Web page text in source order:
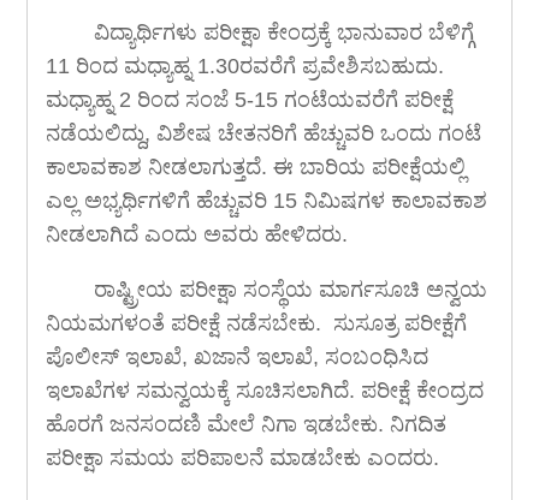
ವಿದ್ಯಾರ್ಥಿಗಳು ಪರೀಕ್ಷಾ ಕೇಂದ್ರಕ್ಕೆ ಭಾನುವಾರ ಬೆಳಿಗ್ಗೆ
11 ರಿಂದ ಮಧ್ಯಾಹ್ನ 1.30ರವರೆಗೆ ಪ್ರವೇಶಿಸಬಹುದು.
ಮಧ್ಯಾಹ್ನ 2 ರಿಂದ ಸಂಜೆ 5-15 ಗಂಟೆಯವರೆಗೆ ಪರೀಕ್ಷೆ
ನಡೆಯಲಿದ್ದು, ವಿಶೇಷ ಚೇತನರಿಗೆ ಹೆಚ್ಚುವರಿ ಒಂದು ಗಂಟೆ
ಕಾಲಾವಕಾಶ ನೀಡಲಾಗುತ್ತದೆ. ಈ ಬಾರಿಯ ಪರೀಕ್ಷೆಯಲ್ಲಿ
ಎಲ್ಲ ಅಭ್ಯರ್ಥಿಗಳಿಗೆ ಹೆಚ್ಚುವರಿ 15 ನಿಮಿಷಗಳ ಕಾಲಾವಕಾಶ
ನೀಡಲಾಗಿದೆ ಎಂದು ಅವರು ಹೇಳಿದರು.
ರಾಷ್ಟ್ರೀಯ ಪರೀಕ್ಷಾ ಸಂಸ್ಥೆಯ ಮಾರ್ಗಸೂಚಿ ಅನ್ವಯ
ನಿಯಮಗಳಂತೆ ಪರೀಕ್ಷೆ ನಡೆಸಬೇಕು. ಸುಸೂತ್ರ ಪರೀಕ್ಷೆಗೆ
ಪೊಲೀಸ್ ಇಲಾಖೆ, ಖಜಾನೆ ಇಲಾಖೆ, ಸಂಬಂಧಿಸಿದ
ಇಲಾಖೆಗಳ ಸಮನ್ವಯಕ್ಕೆ ಸೂಚಿಸಲಾಗಿದೆ. ಪರೀಕ್ಷೆ ಕೇಂದ್ರದ
ಹೊರಗೆ ಜನಸಂದಣಿ ಮೇಲೆ ನಿಗಾ ಇಡಬೇಕು. ನಿಗದಿತ
ಪರೀಕ್ಷಾ ಸಮಯ ಪರಿಪಾಲನೆ ಮಾಡಬೇಕು ಎಂದರು.